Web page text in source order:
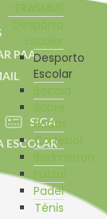
ERASMUS
Desporto
Escolar
Desporto
Escolar
Boccia
Sobre
Rodas
Corfebol
Badminton
Futsal
Padel
Ténis
PAA
SIGA
ESCOLAR